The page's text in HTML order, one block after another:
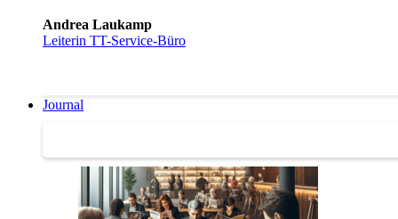
Andrea Laukamp
Leiterin TT-Service-Büro
Journal